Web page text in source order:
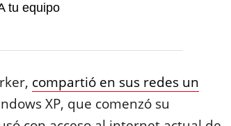
tu equipo
compartió en sus redes un
XP, que comenzó su